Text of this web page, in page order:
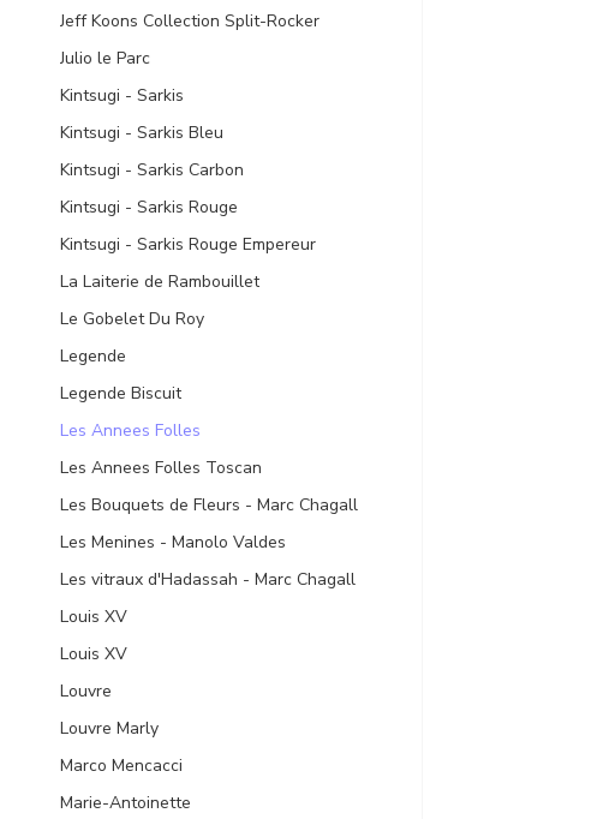
Jeff Koons Collection Split-Rocker
Julio le Parc
Kintsugi - Sarkis
Kintsugi - Sarkis Bleu
Kintsugi - Sarkis Carbon
Kintsugi - Sarkis Rouge
Kintsugi - Sarkis Rouge Empereur
La Laiterie de Rambouillet
Le Gobelet Du Roy
Legende
Legende Biscuit
Les Annees Folles
Les Annees Folles Toscan
Les Bouquets de Fleurs - Marc Chagall
Les Menines - Manolo Valdes
Les vitraux d'Hadassah - Marc Chagall
Louis XV
Louis ХV
Louvre
Louvre Marly
Marco Mencacci
Marie-Antoinette